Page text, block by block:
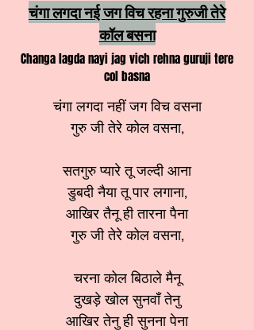
चंगा लगदा नई जग विच रहना गुरुजी तेरे
कॉल बसना
Changa lagda nayi jag vich rehna guruji tere
col basna
चंगा लगदा नहीं जग विच वसना
गुरु जी तेरे कोल वसना,
सतगुरु प्यारे तू जल्दी आना
डुबदी नैया तू पार लगाना,
आखिर तैनू ही तारना पैना
गुरु जी तेरे कोल वसना,
चरना कोल बिठाले मैनू
दुखड़े खोल सुनवाँ तेनु
आखिर तेनु ही सुनना पेना